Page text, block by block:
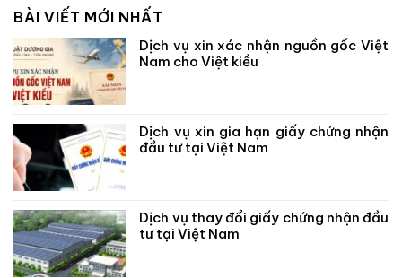
BÀI VIẾT MỚI NHẤT
Dịch vụ xin xác nhận nguồn gốc Việt
Nam cho Việt kiều
Dịch vụ xin gia hạn giấy chứng nhận
đầu tư tại Việt Nam
Dịch vụ thay đổi giấy chứng nhận đầu
tư tại Việt Nam